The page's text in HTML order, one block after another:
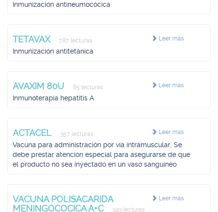
Inmunización antineumocócica
Leer más
TETAVAX 787 lecturas
Inmunización antitetánica
Leer más
AVAXIM 80U 65 lecturas
Inmunoterapia hepatitis A
Leer más
ACTACEL 357 lecturas
Vacuna para administración por vía intramuscular, Se
debe prestar atención especial para asegurarse de que
el producto no sea inyectado en un vaso sanguíneo
Leer más
VACUNA POLISACARIDA
MENINGOCOCICA A+C
919 lecturas